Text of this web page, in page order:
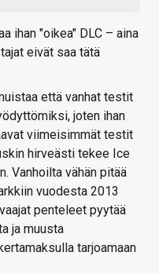
ihan "oikea" DLC – aina
eivät saa tätä
että vanhat testit
joten ihan
viimeisimmät testit
hirveästi tekee Ice
Vanhoilta vähän pitää
vuodesta 2013
penteleet pyytää
ja muusta
tarjoamaan